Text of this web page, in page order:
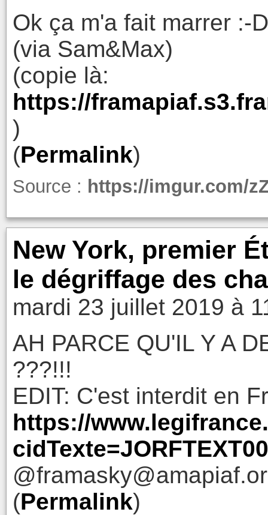
Ok ça m'a fait marrer :-D
(via Sam&Max)
(copie là:
https://
)
(Permalink)
Source : https://imgur.com/
New York, premier
le dégriffage des
mardi 23 juillet 2019 à
AH PARCE QU'IL Y A
???!!!
EDIT: C'est interdit en
https://
(Permalink)